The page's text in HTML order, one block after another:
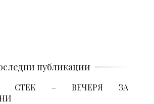
публикации
СТЕК – ВЕЧЕРЯ ЗА